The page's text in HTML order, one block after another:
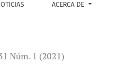
ACERCA DE
Núm. 1 (2021)